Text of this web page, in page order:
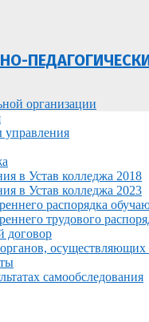
организации
управления
в Устав колледжа 2018
в Устав колледжа 2023
распорядка
трудового
договор
осуществляющих
самообследования